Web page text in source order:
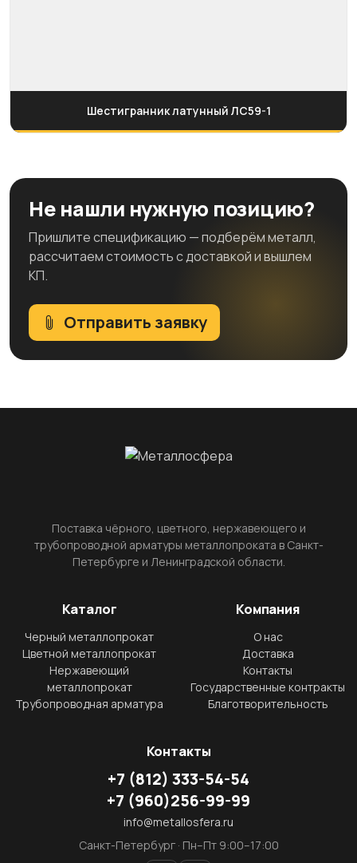
Шестигранник латунный ЛС59-1
Не нашли нужную позицию?
Пришлите спецификацию — подберём металл,
рассчитаем стоимость с доставкой и вышлем
КП.
Отправить заявку
Поставка чёрного, цветного, нержавеющего и
трубопроводной арматуры металлопроката в Санкт-
Петербурге и Ленинградской области.
Каталог
Черный металлопрокат
Цветной металлопрокат
Нержавеющий
металлопрокат
Трубопроводная арматура
Компания
О нас
Доставка
Контакты
Государственные контракты
Благотворительность
Контакты
+7 (812) 333-54-54
+7 (960)256-99-99
info@metallosfera.ru
Санкт-Петербург · Пн–Пт 9:00–17:00